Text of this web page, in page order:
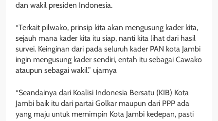
dan wakil presiden Indonesia.
“Terkait pilwako, prinsip kita akan mengusung kader kita,
sejauh mana kader kita itu siap, nanti kita lihat dari hasil
survei. Keinginan dari pada seluruh kader PAN kota Jambi
ingin mengusung kader sendiri, entah itu sebagai Cawako
ataupun sebagai wakil.” ujarnya
“Seandainya dari Koalisi Indonesia Bersatu (KIB) Kota
Jambi baik itu dari partai Golkar maupun dari PPP ada
yang maju untuk memimpin Kota Jambi kedepan, pasti